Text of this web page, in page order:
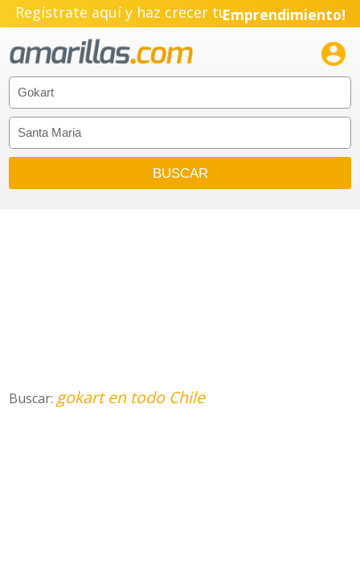
Regístrate aquí y haz crecer tuEmprendimiento!

Buscar: gokart en todo Chile